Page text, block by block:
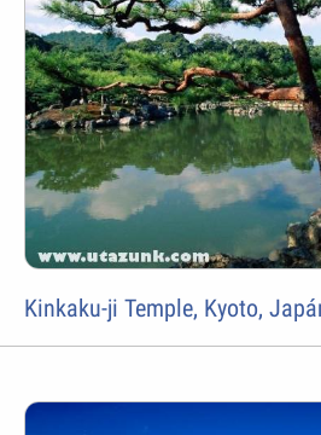
Kinkaku-ji Temple, Kyoto,